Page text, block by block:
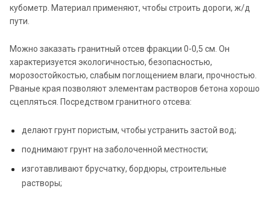
кубометр. Материал применяют, чтобы строить дороги, ж/д
пути.
Можно заказать гранитный отсев фракции 0-0,5 см. Он
характеризуется экологичностью, безопасностью,
морозостойкостью, слабым поглощением влаги, прочностью.
Рваные края позволяют элементам растворов бетона хорошо
сцепляться. Посредством гранитного отсева:
делают грунт пористым, чтобы устранить застой вод;
поднимают грунт на заболоченной местности;
изготавливают брусчатку, бордюры, строительные
растворы;